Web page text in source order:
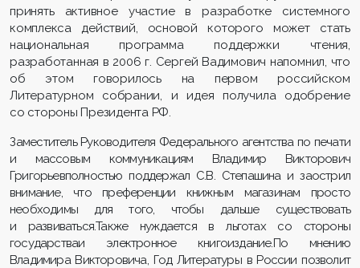
принять активное участие в разработке системного
комплекса действий, основой которого может стать
национальная программа поддержки чтения,
разработанная в 2006 г. Сергей Вадимович напомнил, что
об этом говорилось на первом российском
Литературном собрании, и идея получила одобрение
со стороны Президента РФ.
Заместитель Руководителя Федерального агентства по печати
и массовым коммуникациям Владимир Викторович
Григорьевполностью поддержал С.В. Степашина и заострил
внимание, что преференции книжным магазинам просто
необходимы для того, чтобы дальше существовать
и развиваться.Также нуждается в льготах со стороны
государстваи электронное книгоиздание.По мнению
Владимира Викторовича, Год Литературы в России позволит